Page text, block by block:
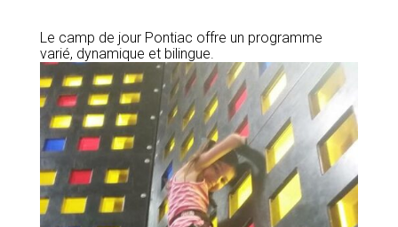
Le camp de jour Pontiac offre un programme
varié, dynamique et bilingue.